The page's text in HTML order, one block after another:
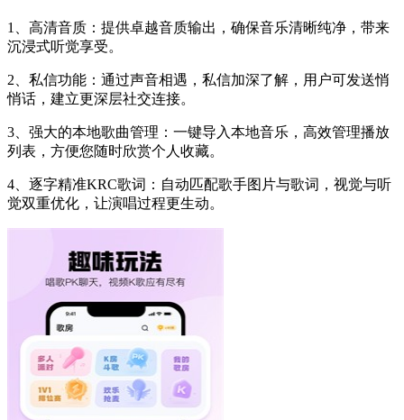
1、高清音质：提供卓越音质输出，确保音乐清晰纯净，带来
沉浸式听觉享受。
2、私信功能：通过声音相遇，私信加深了解，用户可发送悄
悄话，建立更深层社交连接。
3、强大的本地歌曲管理：一键导入本地音乐，高效管理播放
列表，方便您随时欣赏个人收藏。
4、逐字精准KRC歌词：自动匹配歌手图片与歌词，视觉与听
觉双重优化，让演唱过程更生动。